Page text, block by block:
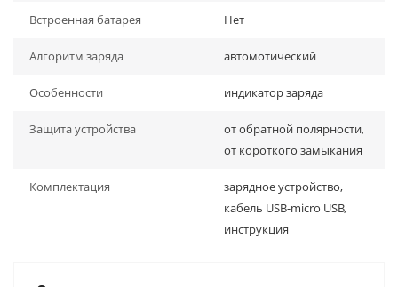
Встроенная батарея Нет
Алгоритм заряда автомотический
Особенности индикатор заряда
Защита устройства
от обратной полярности,
от короткого замыкания
Комплектация
зарядное устройство,
кабель USB-micro USB,
инструкция